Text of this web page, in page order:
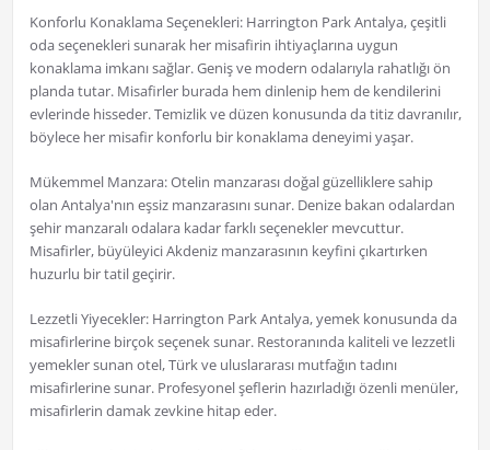
Konforlu Konaklama Seçenekleri: Harrington Park Antalya, çeşitli
oda seçenekleri sunarak her misafirin ihtiyaçlarına uygun
konaklama imkanı sağlar. Geniş ve modern odalarıyla rahatlığı ön
planda tutar. Misafirler burada hem dinlenip hem de kendilerini
evlerinde hisseder. Temizlik ve düzen konusunda da titiz davranılır,
böylece her misafir konforlu bir konaklama deneyimi yaşar.
Mükemmel Manzara: Otelin manzarası doğal güzelliklere sahip
olan Antalya'nın eşsiz manzarasını sunar. Denize bakan odalardan
şehir manzaralı odalara kadar farklı seçenekler mevcuttur.
Misafirler, büyüleyici Akdeniz manzarasının keyfini çıkartırken
huzurlu bir tatil geçirir.
Lezzetli Yiyecekler: Harrington Park Antalya, yemek konusunda da
misafirlerine birçok seçenek sunar. Restoranında kaliteli ve lezzetli
yemekler sunan otel, Türk ve uluslararası mutfağın tadını
misafirlerine sunar. Profesyonel şeflerin hazırladığı özenli menüler,
misafirlerin damak zevkine hitap eder.